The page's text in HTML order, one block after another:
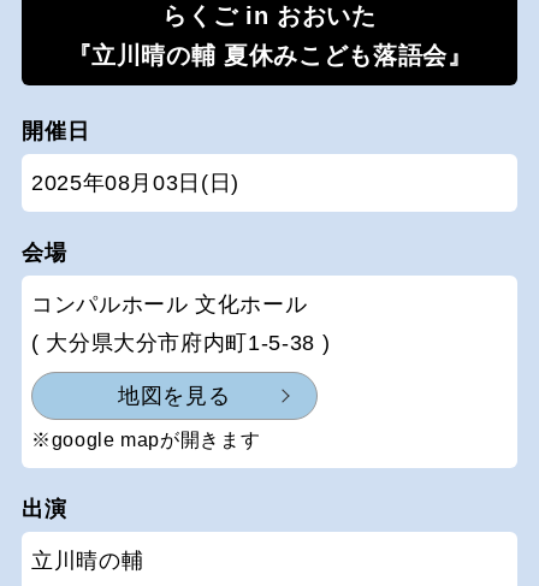
らくご in おおいた
『立川晴の輔 夏休みこども落語会』
開催日
2025年08月03日(日)
会場
コンパルホール 文化ホール
( 大分県大分市府内町1-5-38 )
地図を見る
※google mapが開きます
出演
立川晴の輔